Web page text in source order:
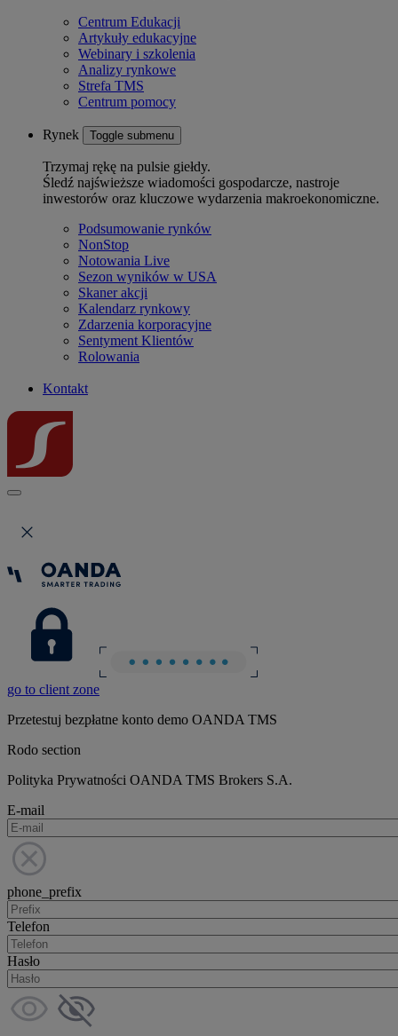
Centrum Edukacji
Artykuły edukacyjne
Webinary i szkolenia
Analizy rynkowe
Strefa TMS
Centrum pomocy
Rynek Toggle submenu
Trzymaj rękę na pulsie giełdy.
Śledź najświeższe wiadomości gospodarcze, nastroje
inwestorów oraz kluczowe wydarzenia makroekonomiczne.
Podsumowanie rynków
NonStop
Notowania Live
Sezon wyników w USA
Skaner akcji
Kalendarz rynkowy
Zdarzenia korporacyjne
Sentyment Klientów
Rolowania
Kontakt
go to client zone
Przetestuj bezpłatne konto demo OANDA TMS
Rodo section
Polityka Prywatności OANDA TMS Brokers S.A.
E-mail
phone_prefix
Telefon
Hasło